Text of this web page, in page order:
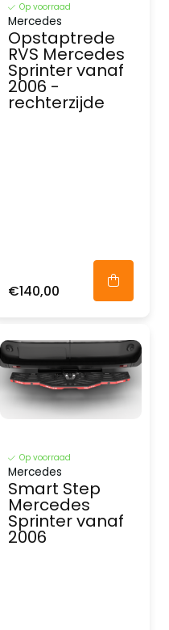
Op voorraad
Mercedes
Opstaptrede
RVS Mercedes
Sprinter vanaf
2006 -
rechterzijde
€140,00
Op voorraad
Mercedes
Smart Step
Mercedes
Sprinter vanaf
2006